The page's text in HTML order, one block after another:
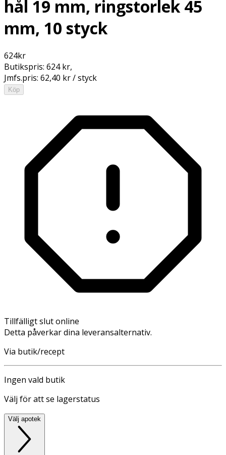
hål 19 mm, ringstorlek 45
mm, 10 styck
624kr
Butikspris: 624 kr,
Jmfs.pris: 62,40 kr / styck
Köp
Tillfälligt slut online
Detta påverkar dina leveransalternativ.
Via butik/recept
Ingen vald butik
Välj för att se lagerstatus
Välj apotek